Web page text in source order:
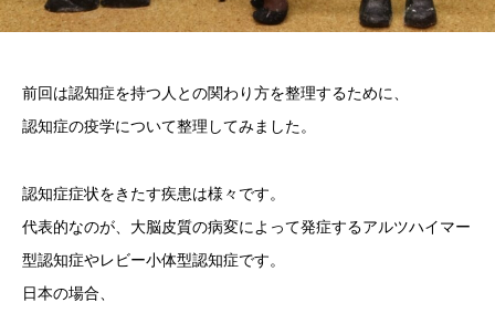
前回は認知症を持つ人との関わり方を整理するために、
認知症の疫学について整理してみました。
認知症症状をきたす疾患は様々です。
代表的なのが、大脳皮質の病変によって発症するアルツハイマー
型認知症やレビー小体型認知症です。
日本の場合、